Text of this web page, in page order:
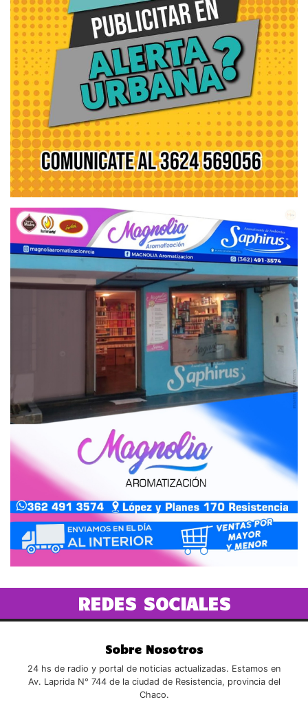
REDES SOCIALES
Sobre Nosotros
24 hs de radio y portal de noticias actualizadas. Estamos en
Av. Laprida N° 744 de la ciudad de Resistencia, provincia del
Chaco.